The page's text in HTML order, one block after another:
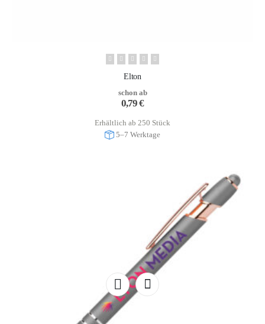
Elton
schon ab
0,79€
Erhältlich ab 250 Stück
5–7 Werktage